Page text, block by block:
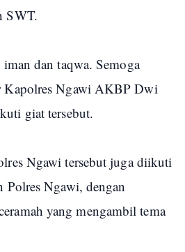
SWT.
dan taqwa. Semoga
Kapolres Ngawi AKBP Dwi
giat tersebut.
Ngawi tersebut juga diikuti
Polres Ngawi, dengan
yang mengambil tema